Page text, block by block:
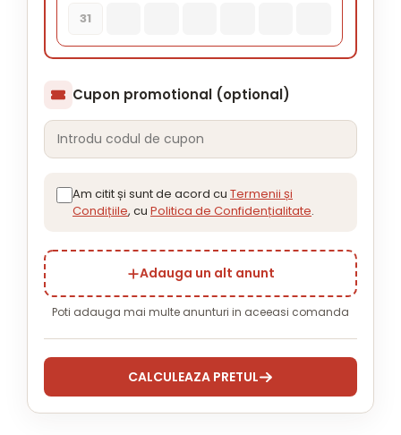
31
Cupon promotional (optional)
Am citit și sunt de acord cu Termenii și
Condițiile, cu Politica de Confidențialitate.
Adauga un alt anunt
Poti adauga mai multe anunturi in aceeasi comanda
CALCULEAZA PRETUL